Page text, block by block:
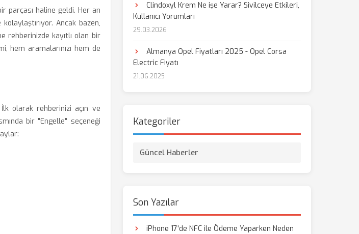
parçası haline geldi. Her an
kolaylaştırıyor. Ancak bazen,
rehberinizde kayıtlı olan bir
hem aramalarınızı hem de
olarak rehberinizi açın ve
bir "Engelle" seçeneği
Clindoxyl Krem Ne işe Yarar? Sivilceye Etkileri,
Kullanıcı Yorumları
29.03.2026
Almanya Opel Fiyatları 2025 - Opel Corsa
Electric Fiyatı
21.06.2025
Kategoriler
Güncel Haberler
Son Yazılar
iPhone 17'de NFC ile Ödeme Yaparken Neden